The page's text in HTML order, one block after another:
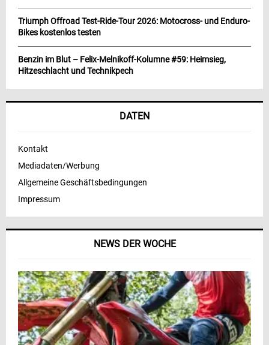
NEWS DER WOCHE
Triumph Offroad Test-Ride-Tour 2026: Motocross- und Enduro-
Bikes kostenlos testen
Benzin im Blut – Felix-Melnikoff-Kolumne #59: Heimsieg,
Hitzeschlacht und Technikpech
DATEN
Kontakt
Mediadaten/Werbung
Allgemeine Geschäftsbedingungen
Impressum